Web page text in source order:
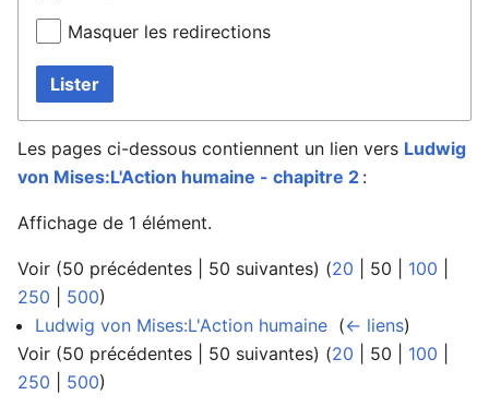
Masquer les redirections
Lister
Les pages ci-dessous contiennent un lien vers Ludwig
von Mises:L'Action humaine - chapitre 2 :
Affichage de 1 élément.
Voir (50 précédentes 50 suivantes) (20 50 100
250
500)
Ludwig von Mises:L'Action humaine (← liens)
Voir (50 précédentes 50 suivantes) (20 50 100
250
500)